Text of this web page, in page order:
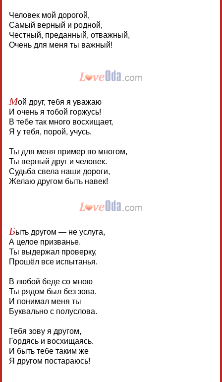
Человек мой дорогой,
Самый верный и родной,
Честный, преданный, отважный,
Очень для меня ты важный!
Мой друг, тебя я уважаю
И очень я тобой горжусь!
В тебе так много восхищает,
Я у тебя, порой, учусь.
Ты для меня пример во многом,
Ты верный друг и человек.
Судьба свела наши дороги,
Желаю другом быть навек!
Быть другом — не услуга,
А целое призванье.
Ты выдержал проверку,
Прошёл все испытанья.
В любой беде со мною
Ты рядом был без зова.
И понимал меня ты
Буквально с полуслова.
Тебя зову я другом,
Гордясь и восхищаясь.
И быть тебе таким же
Я другом постараюсь!